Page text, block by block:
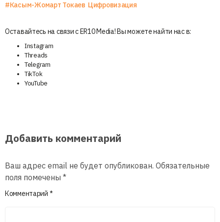
#Касым-Жомарт Токаев Цифровизация
Оставайтесь на связи с ER10 Media! Вы можете найти нас в:
Instagram
Threads
Telegram
TikTok
YouTube
Добавить комментарий
Ваш адрес email не будет опубликован. Обязательные
поля помечены *
Комментарий *